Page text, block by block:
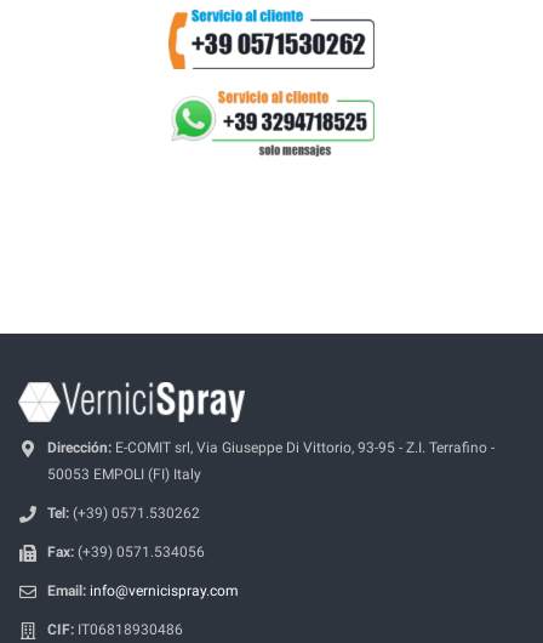
Dirección: E-COMIT srl, Via Giuseppe Di Vittorio, 93-95 - Z.I. Terrafino -
50053 EMPOLI (FI) Italy
Tel: (+39) 0571.530262
Fax: (+39) 0571.534056
Email: info@vernicispray.com
CIF: IT06818930486